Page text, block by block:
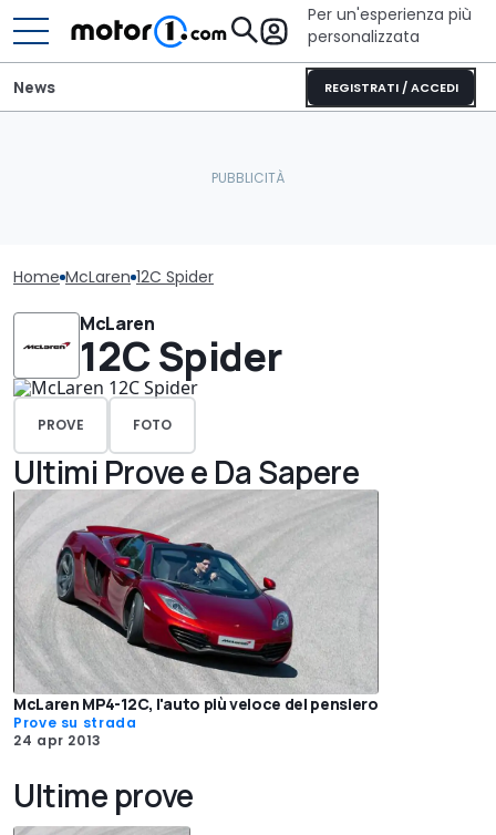
Per un'esperienza più
personalizzata
REGISTRATI / ACCEDI
News
Home McLaren 12C Spider
McLaren
12C Spider
PROVE FOTO
Ultimi Prove e Da Sapere
McLaren MP4-12C, l'auto più veloce del pensiero
Prove su strada
24 apr 2013
Ultime prove